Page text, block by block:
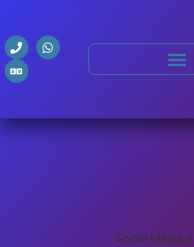
»
Social Media